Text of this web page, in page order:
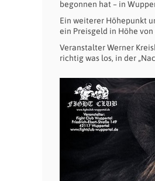
begonnen hat – in
Ein weiterer Höhepunkt
ein Preisgeld in Höhe von
Veranstalter Werner
richtig was los, in der